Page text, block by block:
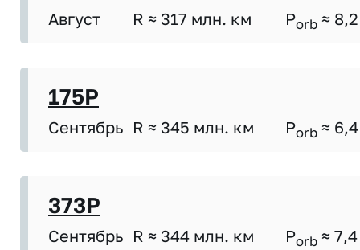
Август R ≈ 317 млн. км Porb ≈ 8,2
175P
Сентябрь R ≈ 345 млн. км Porb ≈ 6,4
373P
Сентябрь R ≈ 344 млн. км Porb ≈ 7,4